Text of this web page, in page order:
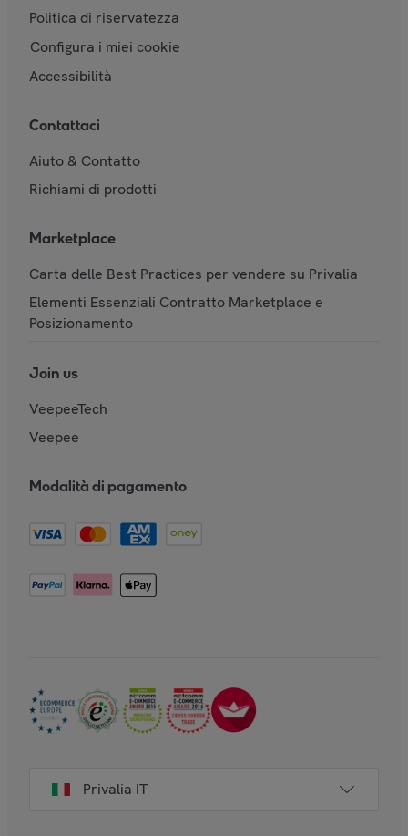
Politica di riservatezza
Configura i miei cookie
Accessibilità
Contattaci
Aiuto & Contatto
Richiami di prodotti
Marketplace
Carta delle Best Practices per vendere su Privalia
Elementi Essenziali Contratto Marketplace e
Posizionamento
Join us
VeepeeTech
Veepee
Modalità di pagamento
Privalia IT